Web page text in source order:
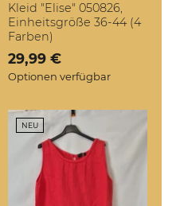
Kleid "Elise" 050826,
Einheitsgröße 36-44 (4
Farben)
Verkaufspreis: 29,99 €
29,99 €
Optionen verfügbar
NEU